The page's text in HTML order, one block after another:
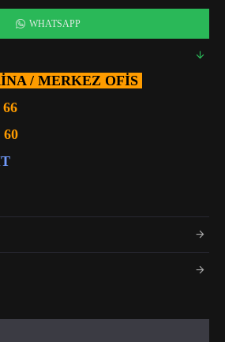
WHATSAPP
/ MERKEZ OFIS
66
60